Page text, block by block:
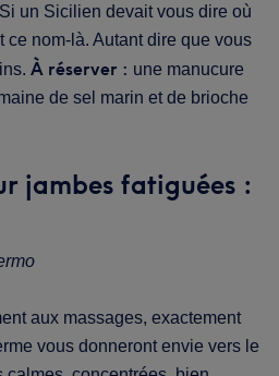
un Sicilien devait vous dire où
ce nom-là. Autant dire que vous
À réserver : une manucure
de sel marin et de brioche
jambes fatiguées :
aux massages, exactement
vous donneront envie vers le